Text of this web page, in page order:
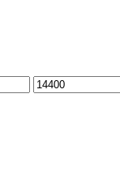
Max
price